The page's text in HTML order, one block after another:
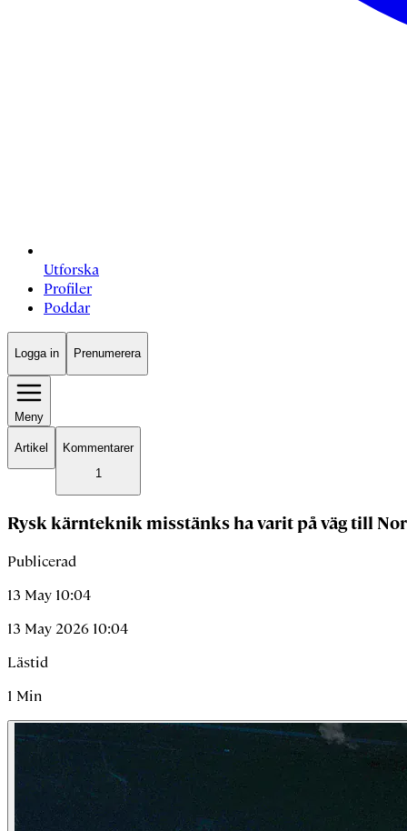
Utforska
Profiler
Poddar
Logga in Prenumerera
Meny
Artikel
Kommentarer
1
Rysk kärnteknik misstänks ha varit på väg till
Publicerad
13 May 10:04
13 May 2026 10:04
Lästid
1 Min